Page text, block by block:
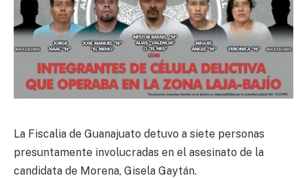
La Fiscalia de Guanajuato detuvo a siete personas
presuntamente involucradas en el asesinato de la
candidata de Morena, Gisela Gaytán.